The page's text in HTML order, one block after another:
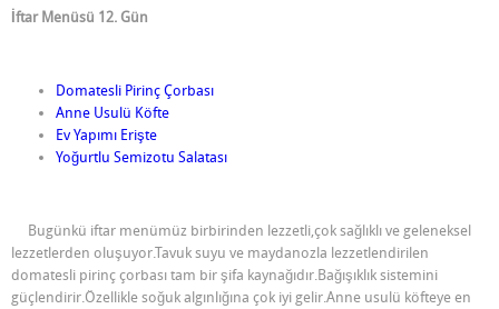
İftar Menüsü 12. Gün
Domatesli Pirinç Çorbası
Anne Usulü Köfte
Ev Yapımı Erişte
Yoğurtlu Semizotu Salatası
Bugünkü iftar menümüz birbirinden lezzetli,çok sağlıklı ve geleneksel
lezzetlerden oluşuyor.Tavuk suyu ve maydanozla lezzetlendirilen
domatesli pirinç çorbası tam bir şifa kaynağıdır.Bağışıklık sistemini
güçlendirir.Özellikle soğuk algınlığına çok iyi gelir.Anne usulü köfteye en